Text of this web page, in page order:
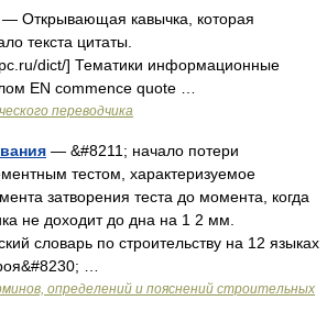
— Открывающая кавычка, которая
текста цитаты.
dict/] Тематики информационные
EN commence quote …
переводчика
— &#8211; начало потери
тестом, характеризуемое
затворения теста до момента, когда
не доходит до дна на 1 2 мм.
словарь по строительству на 12 языках
…
определений и пояснений строительных